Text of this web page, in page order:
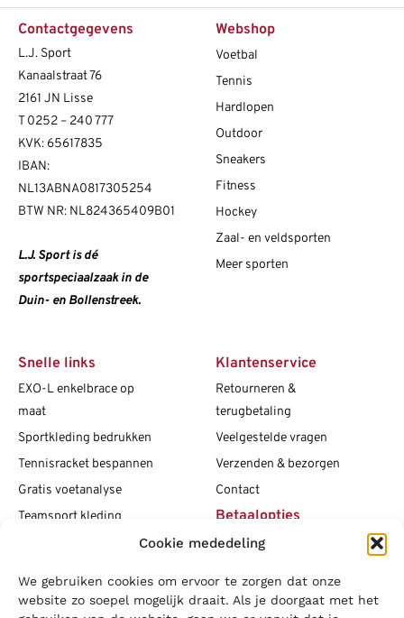
Cookie mededeling
We gebruiken cookies om ervoor te zorgen dat onze
website zo soepel mogelijk draait. Als je doorgaat met het
Contactgegevens
L.J. Sport
Kanaalstraat 76
2161 JN Lisse
T0252 – 240 777
KVK: 65617835
IBAN:
NL13ABNA0817305254
BTW NR: NL824365409B01
L.J. Sport is dé
sportspeciaalzaak in de
Duin- en Bollenstreek.
Webshop
Voetbal
Tennis
Hardlopen
Outdoor
Sneakers
Fitness
Hockey
Zaal- en veldsporten
Meer sporten
Snelle links
EXO-L enkelbrace op
maat
Sportkleding bedrukken
Tennisracket bespannen
Gratis voetanalyse
Teamsport kleding
Vacatures
Klantenservice
Retourneren &
terugbetaling
Veelgestelde vragen
Verzenden & bezorgen
Contact
Betaalopties
Social media